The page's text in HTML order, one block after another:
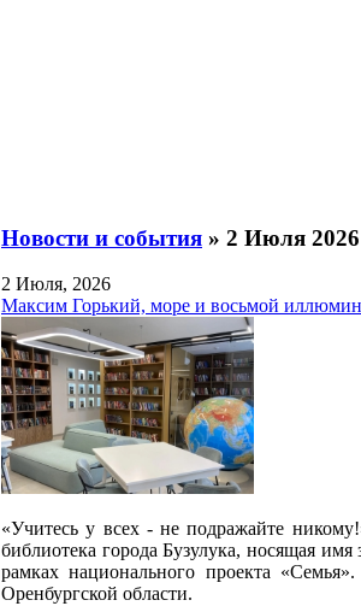
Новости и события » 2 Июля 2026
2 Июля, 2026
Максим Горький, море и восьмой
«Учитесь у всех - не подражайте
библиотека города Бузулука, носящая
рамках национального проекта
Оренбургской области.